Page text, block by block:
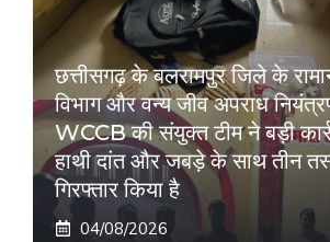
छत्तीसगढ़ के बलरामपुर जिले के
विभाग और वन्य जीव अपराध
WCCB की संयुक्त टीम ने बड़ी
हाथी दांत और जबड़े के साथ तीन
गिरफ्तार किया है
04/08/2026